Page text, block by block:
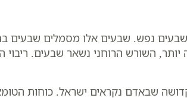
נפש. שבעים אלו מסמלים שבעים
השורש הרוחני נשאר שבעים. ריבוי
שבאדם נקראים ישראל. כוחות